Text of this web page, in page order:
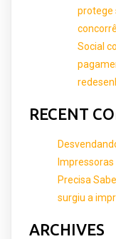
protege
Social
RECENT
Impressoras
Precisa
surgiu a
ARCHIVES